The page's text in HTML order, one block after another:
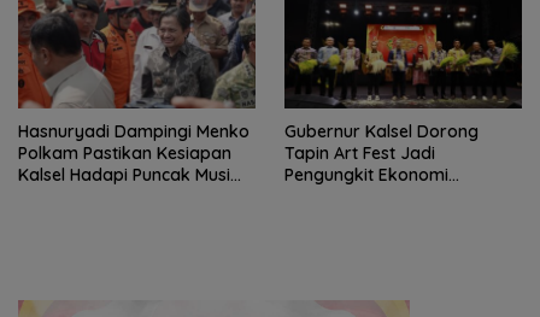
Hasnuryadi Dampingi Menko
Polkam Pastikan Kesiapan
Kalsel Hadapi Puncak Musim
Gubernur Kalsel Dorong
Tapin Art Fest Jadi
Pengungkit Ekonomi